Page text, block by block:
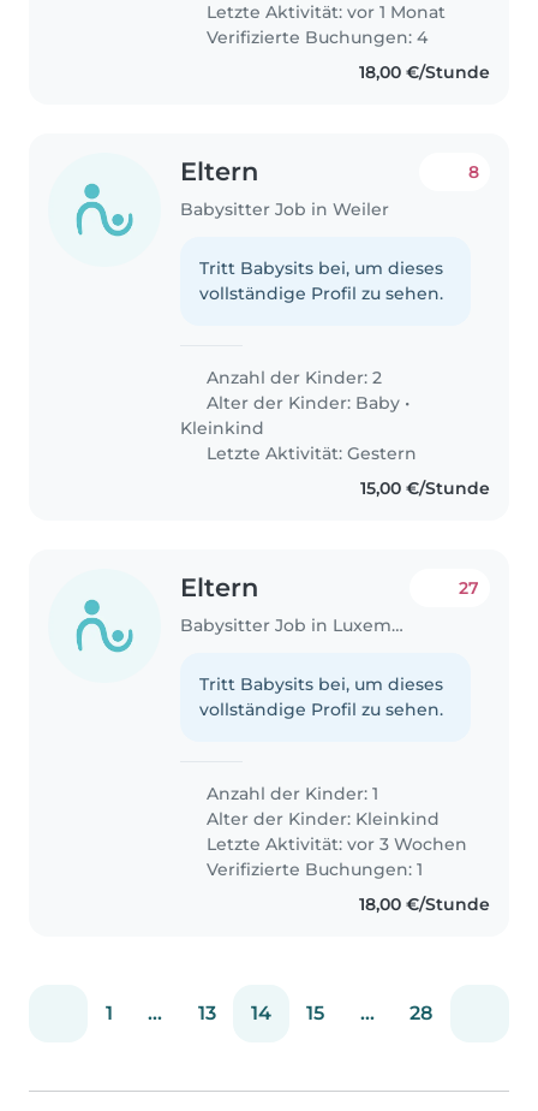
Letzte Aktivität: vor 1 Monat
Verifizierte Buchungen: 4
18,00 €/Stunde
Eltern
Babysitter Job in Weiler
8
Tritt Babysits bei, um dieses
vollständige Profil zu sehen.
Anzahl der Kinder: 2
Alter der Kinder: Baby •
Kleinkind
Letzte Aktivität: Gestern
15,00 €/Stunde
Eltern
Babysitter Job in Luxemburg
27
Tritt Babysits bei, um dieses
vollständige Profil zu sehen.
Anzahl der Kinder: 1
Alter der Kinder: Kleinkind
Letzte Aktivität: vor 3 Wochen
Verifizierte Buchungen: 1
18,00 €/Stunde
1 ... 13 14 15 ... 28